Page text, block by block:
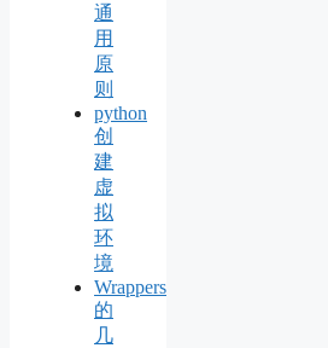
通
用
原
则
python
创
建
虚
拟
环
境
Wrappers
的
几